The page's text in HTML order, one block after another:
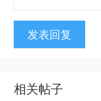
发表回复
相关帖子